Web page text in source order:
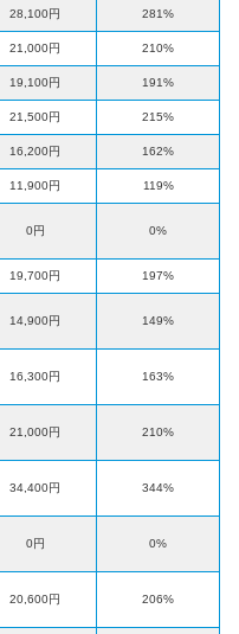
28,100円 281%
21,000円 210%
19,100円 191%
21,500円 215%
16,200円 162%
11,900円 119%
0円 0%
19,700円 197%
14,900円 149%
16,300円 163%
21,000円 210%
34,400円 344%
0円 0%
20,600円 206%